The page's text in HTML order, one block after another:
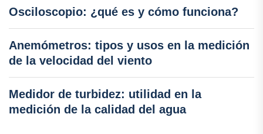
Osciloscopio: ¿qué es y cómo funciona?
Anemómetros: tipos y usos en la medición
de la velocidad del viento
Medidor de turbidez: utilidad en la
medición de la calidad del agua